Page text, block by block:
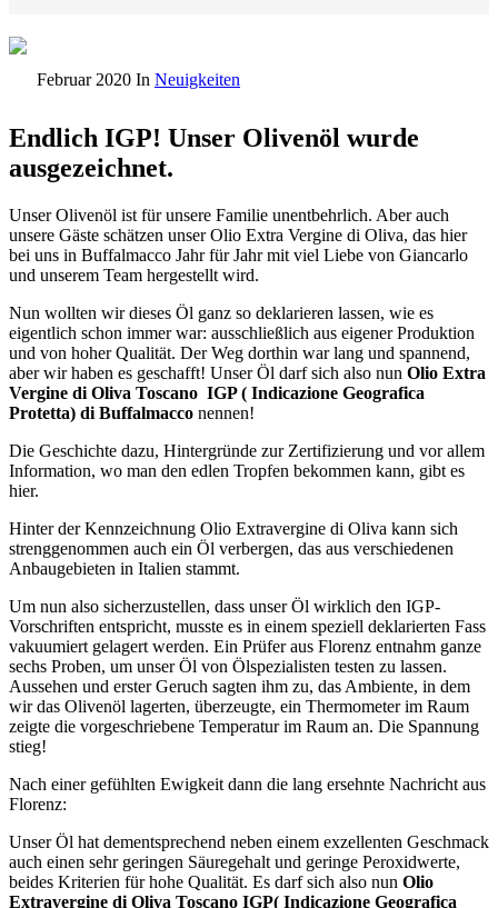
Februar 2020 In Neuigkeiten
Endlich IGP! Unser Olivenöl wurde
ausgezeichnet.
Unser Olivenöl ist für unsere Familie unentbehrlich. Aber auch
unsere Gäste schätzen unser Olio Extra Vergine di Oliva, das hier
bei uns in Buffalmacco Jahr für Jahr mit viel Liebe von Giancarlo
und unserem Team hergestellt wird.
Nun wollten wir dieses Öl ganz so deklarieren lassen, wie es
eigentlich schon immer war: ausschließlich aus eigener Produktion
und von hoher Qualität. Der Weg dorthin war lang und spannend,
aber wir haben es geschafft! Unser Öl darf sich also nun Olio Extra
Vergine di Oliva Toscano IGP ( Indicazione Geografica
Protetta) di Buffalmacco nennen!
Die Geschichte dazu, Hintergründe zur Zertifizierung und vor allem
Information, wo man den edlen Tropfen bekommen kann, gibt es
hier.
Hinter der Kennzeichnung Olio Extravergine di Oliva kann sich
strenggenommen auch ein Öl verbergen, das aus verschiedenen
Anbaugebieten in Italien stammt.
Um nun also sicherzustellen, dass unser Öl wirklich den IGP-
Vorschriften entspricht, musste es in einem speziell deklarierten Fass
vakuumiert gelagert werden. Ein Prüfer aus Florenz entnahm ganze
sechs Proben, um unser Öl von Ölspezialisten testen zu lassen.
Aussehen und erster Geruch sagten ihm zu, das Ambiente, in dem
wir das Olivenöl lagerten, überzeugte, ein Thermometer im Raum
zeigte die vorgeschriebene Temperatur im Raum an. Die Spannung
stieg!
Nach einer gefühlten Ewigkeit dann die lang ersehnte Nachricht aus
Florenz:
Unser Öl hat dementsprechend neben einem exzellenten Geschmack
auch einen sehr geringen Säuregehalt und geringe Peroxidwerte,
beides Kriterien für hohe Qualität. Es darf sich also nun Olio
Extravergine di Oliva Toscano IGP( Indicazione Geografica